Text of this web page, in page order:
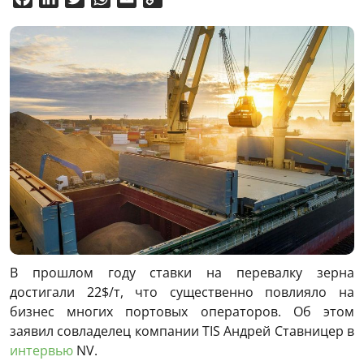
В прошлом году ставки на перевалку зерна
достигали 22$/т, что существенно повлияло на
бизнес многих портовых операторов. Об этом
заявил совладелец компании TIS Андрей Ставницер в
интервью NV.